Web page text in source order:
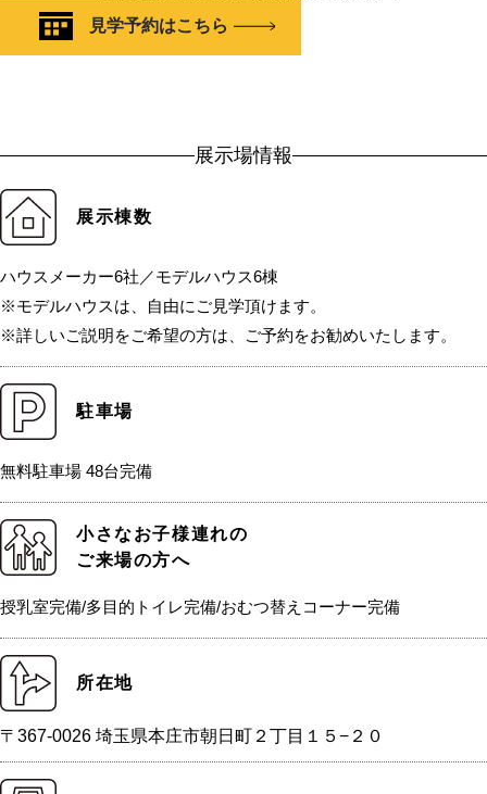
見学予約はこちら
展示場情報
展示棟数
ハウスメーカー6社／モデルハウス6棟
※モデルハウスは、自由にご見学頂けます。
※詳しいご説明をご希望の方は、ご予約をお勧めいたします。
駐車場
無料駐車場 48台完備
小さなお子様連れの
ご来場の方へ
授乳室完備/多目的トイレ完備/おむつ替えコーナー完備
所在地
〒367-0026 埼玉県本庄市朝日町２丁目１５−２０